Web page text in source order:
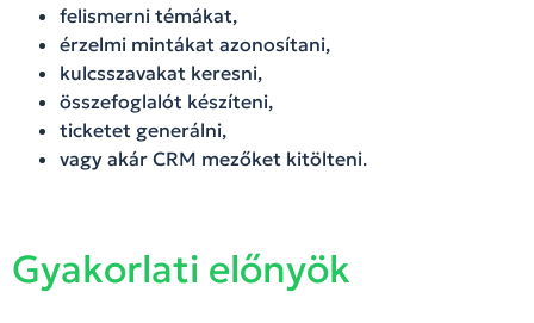
felismerni témákat,
érzelmi mintákat azonosítani,
kulcsszavakat keresni,
összefoglalót készíteni,
ticketet generálni,
vagy akár CRM mezőket kitölteni.
Gyakorlati előnyök